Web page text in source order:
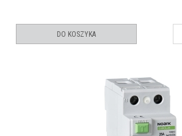
DO KOSZYKA